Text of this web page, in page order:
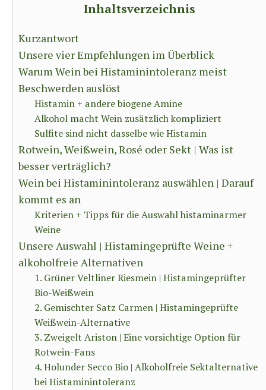
Inhaltsverzeichnis
Kurzantwort
Unsere vier Empfehlungen im Überblick
Warum Wein bei Histaminintoleranz meist
Beschwerden auslöst
Histamin + andere biogene Amine
Alkohol macht Wein zusätzlich kompliziert
Sulfite sind nicht dasselbe wie Histamin
Rotwein, Weißwein, Rosé oder Sekt | Was ist
besser verträglich?
Wein bei Histaminintoleranz auswählen | Darauf
kommt es an
Kriterien + Tipps für die Auswahl histaminarmer
Weine
Unsere Auswahl | Histamingeprüfte Weine +
alkoholfreie Alternativen
1. Grüner Veltliner Riesmein | Histamingeprüfter
Bio-Weißwein
2. Gemischter Satz Carmen | Histamingeprüfte
Weißwein-Alternative
3. Zweigelt Ariston | Eine vorsichtige Option für
Rotwein-Fans
4. Holunder Secco Bio | Alkoholfreie Sektalternative
bei Histaminintoleranz